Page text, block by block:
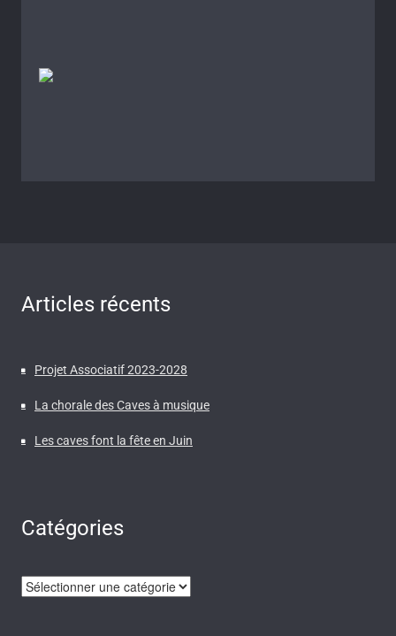
Articles récents
Projet Associatif 2023-2028
La chorale des Caves à musique
Les caves font la fête en Juin
Catégories
Catégories